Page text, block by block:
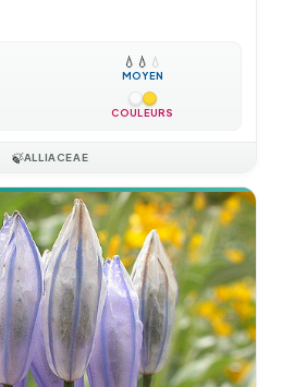
💧 💧 💧
MOYEN
COULEURS
🍃ALLIACEAE